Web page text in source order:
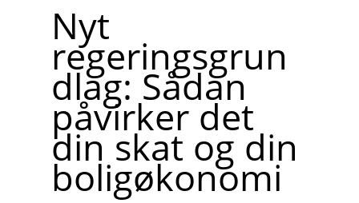
Nyt
regeringsgrun
dlag: Sådan
påvirker det
din skat og din
boligøkonomi